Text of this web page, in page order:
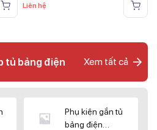
Liên hệ
tủ bảng điện Xem tất cả
Phụ kiện gắn tủ
bảng điện